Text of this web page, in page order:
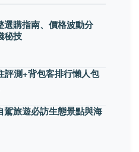
選購指南、價格波動分
秘技
評測+背包客排行懶人包
駕旅遊必訪生態景點與海